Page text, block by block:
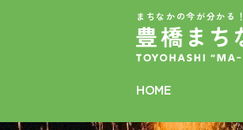
まちなかの今が分かる！
HOME